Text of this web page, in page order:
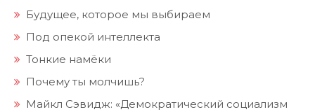
Будущее, которое мы выбираем
Под опекой интеллекта
Тонкие намёки
Почему ты молчишь?
Майкл Сэвидж: «Демократический социализм